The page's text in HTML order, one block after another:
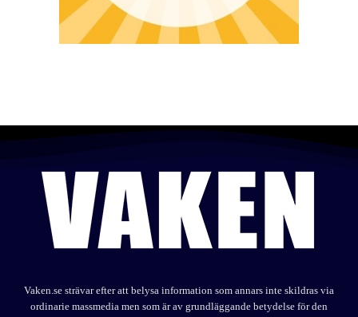
Vaken.se strävar efter att belysa information som annars inte skildras via
ordinarie massmedia men som är av grundläggande betydelse för den